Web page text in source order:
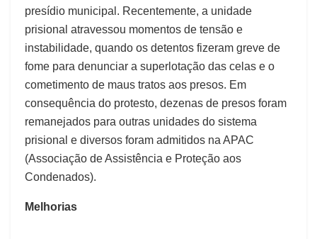
presídio municipal. Recentemente, a unidade
prisional atravessou momentos de tensão e
instabilidade, quando os detentos fizeram greve de
fome para denunciar a superlotação das celas e o
cometimento de maus tratos aos presos. Em
consequência do protesto, dezenas de presos foram
remanejados para outras unidades do sistema
prisional e diversos foram admitidos na APAC
(Associação de Assistência e Proteção aos
Condenados).
Melhorias